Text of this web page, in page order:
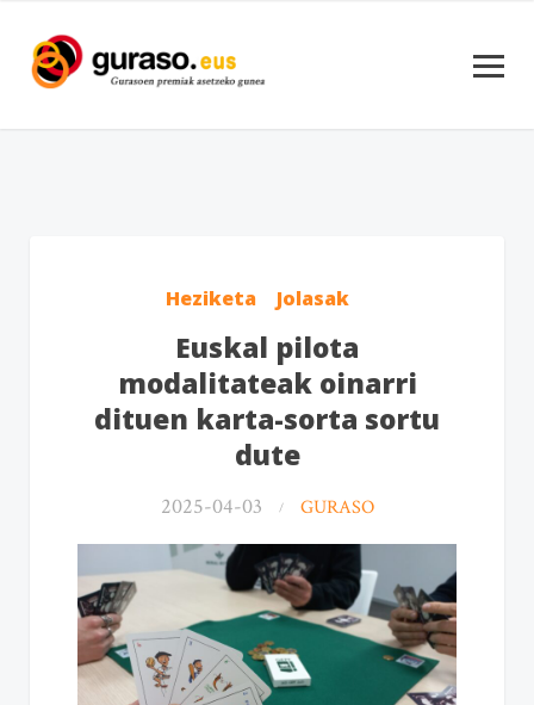
Heziketa Jolasak
Euskal pilota
modalitateak oinarri
dituen karta-sorta sortu
dute
2025-04-03 GURASO